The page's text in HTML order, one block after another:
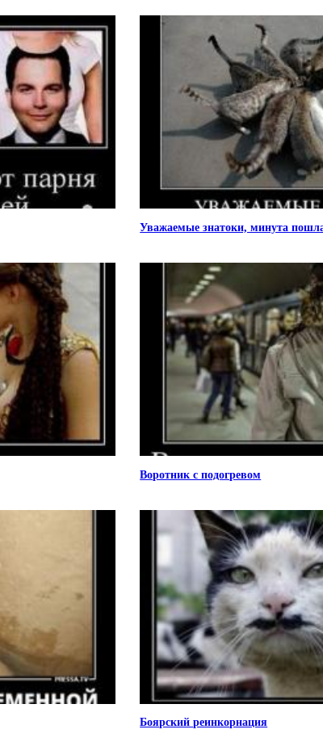
Уважаемые знатоки, минута
Воротник с подогревом
Боярский реинкорнация